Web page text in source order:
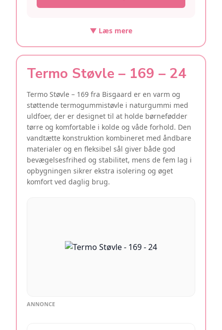
▼ Læs mere
Termo Støvle – 169 – 24
Termo Støvle – 169 fra Bisgaard er en varm og
støttende termogummistøvle i naturgummi med
uldfoer, der er designet til at holde børnefødder
tørre og komfortable i kolde og våde forhold. Den
vandtætte konstruktion kombineret med åndbare
materialer og en fleksibel sål giver både god
bevægelsesfrihed og stabilitet, mens de fem lag i
opbygningen sikrer ekstra isolering og øget
komfort ved daglig brug.
ANNONCE